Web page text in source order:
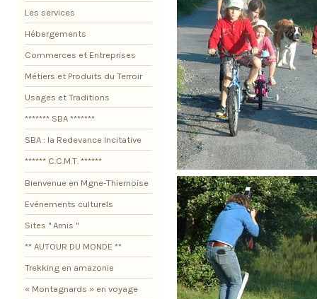
Les services
Hébergements
Commerces et Entreprises
Métiers et Produits du Terroir
Usages et Traditions
******* SBA *******
SBA : la Redevance Incitative
****** C.C.M.T. ******
Bienvenue en Mgne-Thiernoise
Evénements culturels
Sites " Amis "
** AUTOUR DU MONDE **
Trekking en amazonie
« Montagnards » en voyage